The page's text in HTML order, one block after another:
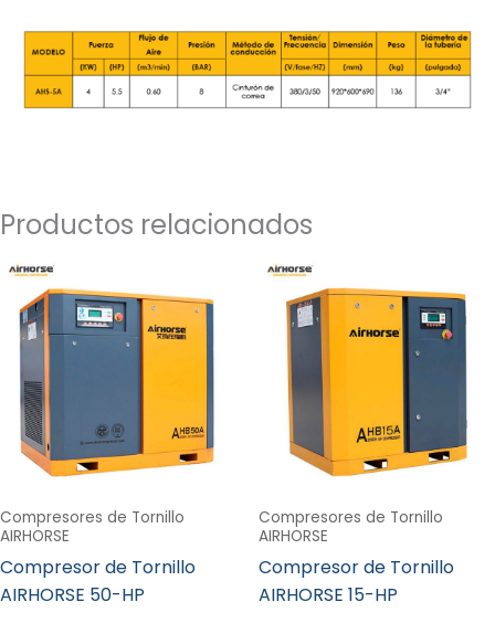
Productos relacionados
Compresores de Tornillo
AIRHORSE
Compresor de Tornillo
AIRHORSE 50-HP
Compresores de Tornillo
AIRHORSE
Compresor de Tornillo
AIRHORSE 15-HP